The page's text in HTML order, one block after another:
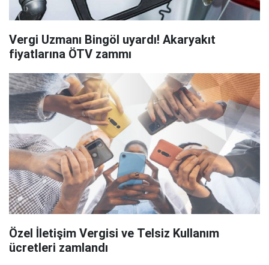
Vergi Uzmanı Bingöl uyardı! Akaryakıt
fiyatlarına ÖTV zammı
Özel İletişim Vergisi ve Telsiz Kullanım
ücretleri zamlandı